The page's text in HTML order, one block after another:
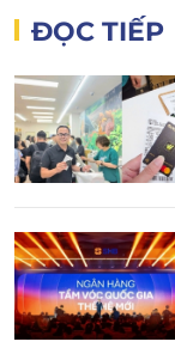
ĐỌC TIẾP